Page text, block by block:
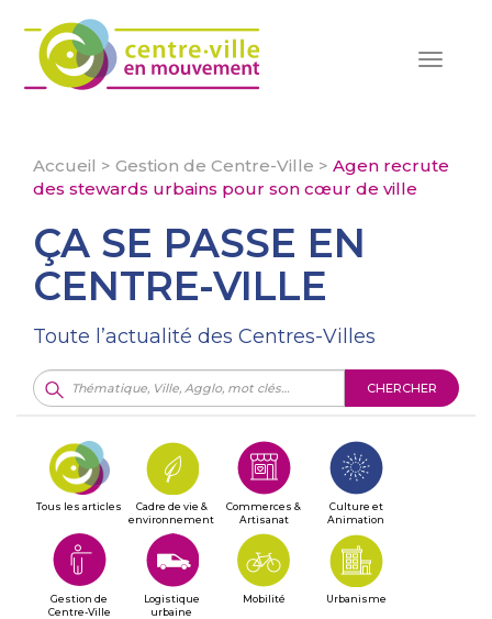
Toggle
Accueil > Gestion de Centre-Ville > Agen recrute
des stewards urbains pour son cœur de ville
ÇA SE PASSE EN
CENTRE-VILLE
Toute l’actualité des Centres-Villes
CHERCHER
Tous les articles
Cadre de vie &
environnement
Commerces &
Artisanat
Culture et
Animation
Gestion de
Centre-Ville
Logistique
urbaine
Mobilité Urbanisme